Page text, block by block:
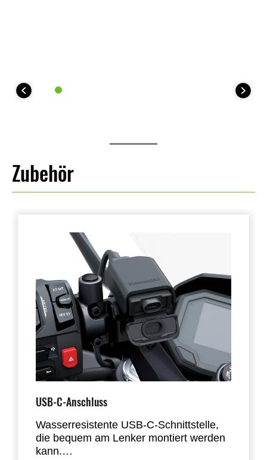
Zubehör
USB-C-Anschluss
Wasserresistente USB-C-Schnittstelle,
die bequem am Lenker montiert werden
kann.